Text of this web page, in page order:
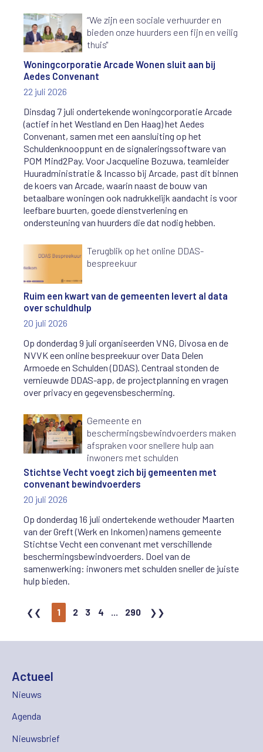
“We zijn een sociale verhuurder en
bieden onze huurders een fijn en veilig
thuis"
Woningcorporatie Arcade Wonen sluit aan bij
Aedes Convenant
22 juli 2026
Dinsdag 7 juli ondertekende woningcorporatie Arcade
(actief in het Westland en Den Haag) het Aedes
Convenant, samen met een aansluiting op het
Schuldenknooppunt en de signaleringssoftware van
POM Mind2Pay. Voor Jacqueline Bozuwa, teamleider
Huuradministratie & Incasso bij Arcade, past dit binnen
de koers van Arcade, waarin naast de bouw van
betaalbare woningen ook nadrukkelijk aandacht is voor
leefbare buurten, goede dienstverlening en
ondersteuning van huurders die dat nodig hebben.
Terugblik op het online DDAS-
bespreekuur
Ruim een kwart van de gemeenten levert al data
over schuldhulp
20 juli 2026
Op donderdag 9 juli organiseerden VNG, Divosa en de
NVVK een online bespreekuur over Data Delen
Armoede en Schulden (DDAS). Centraal stonden de
vernieuwde DDAS-app, de projectplanning en vragen
over privacy en gegevensbescherming.
Gemeente en
beschermingsbewindvoerders maken
afspraken voor snellere hulp aan
inwoners met schulden
Stichtse Vecht voegt zich bij gemeenten met
convenant bewindvoerders
20 juli 2026
Op donderdag 16 juli ondertekende wethouder Maarten
van der Greft (Werk en Inkomen) namens gemeente
Stichtse Vecht een convenant met verschillende
beschermingsbewindvoerders. Doel van de
samenwerking: inwoners met schulden sneller de juiste
hulp bieden.
1 2 3 4 ... 290
Actueel
Nieuws
Agenda
Nieuwsbrief